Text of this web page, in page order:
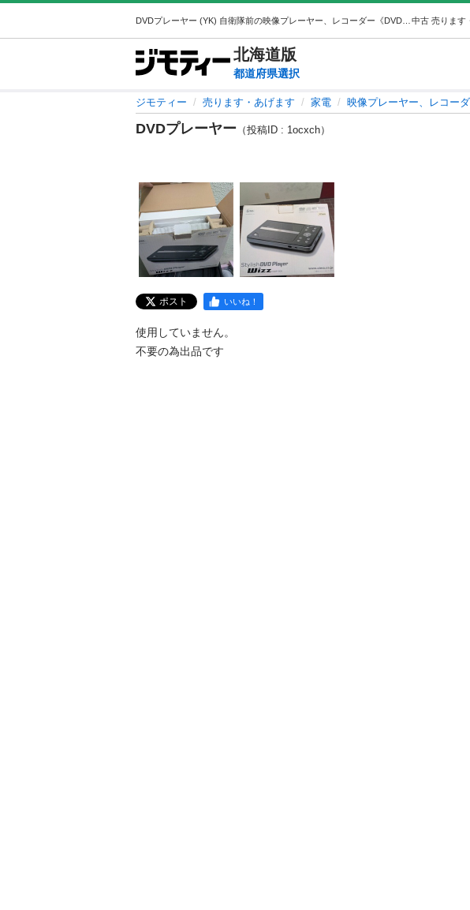
中古 売ります
北海道版
都道府県選択
ジモティー 売ります・あげます 家電 映像プレーヤー、レコー
DVDプレーヤー （投稿ID : 1ocxch）
ポスト いいね！
使用していません。
不要の為出品です